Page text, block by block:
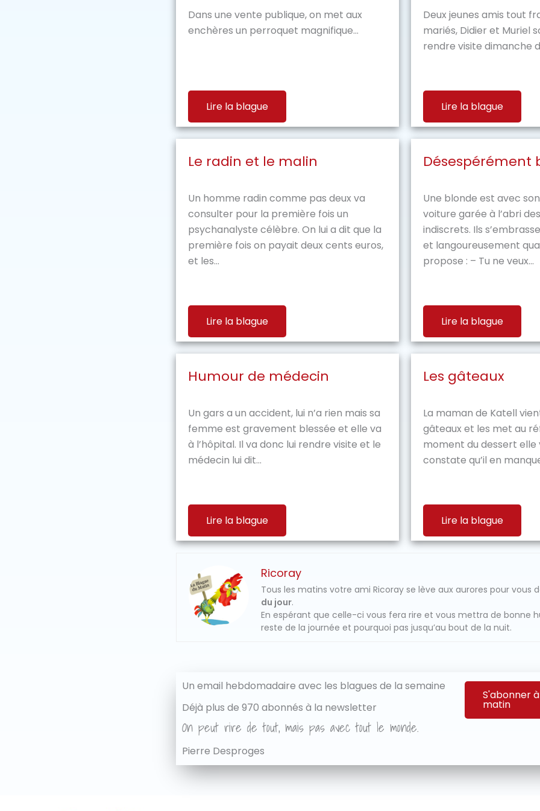
Dans une vente publique, on met aux
enchères un perroquet magnifique...
Lire la blague
Deux jeunes amis tout
mariés, Didier et Muriel
rendre visite dimanche
Lire la blague
Le radin et le malin
Un homme radin comme pas deux va
consulter pour la première fois un
psychanalyste célèbre. On lui a dit que la
première fois on payait deux cents euros,
et les...
Lire la blague
Désespérément
Une blonde est avec
voiture garée à l’abri
indiscrets. Ils
et langoureusement
propose : – Tu ne veux...
Lire la blague
Humour de médecin
Un gars a un accident, lui n’a rien mais sa
femme est gravement blessée et elle va
à l’hôpital. Il va donc lui rendre visite et le
médecin lui dit...
Lire la blague
Les gâteaux
La maman de Katell
gâteaux et les met au
moment du dessert elle
constate qu’il en
Lire la blague
Ricoray
Tous les matins votre ami Ricoray se lève aux aurores pour vous
du jour.
En espérant que celle-ci vous fera rire et vous mettra de bonne
reste de la journée et pourquoi pas jusqu’au bout de la nuit.
Un email hebdomadaire avec les blagues de la semaine
Déjà plus de 970 abonnés à la newsletter
S'abonner
matin
On peut rire de tout, mais pas avec tout le monde.
Pierre Desproges